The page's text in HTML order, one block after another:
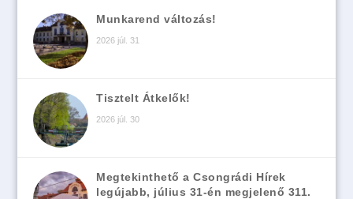
Munkarend változás!
2026 júl. 31
Tisztelt Átkelők!
2026 júl. 30
Megtekinthető a Csongrádi Hírek
legújabb, július 31-én megjelenő 311.